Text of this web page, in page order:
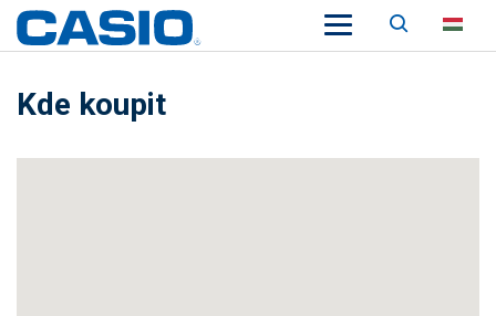
Keresés
Kde koupit